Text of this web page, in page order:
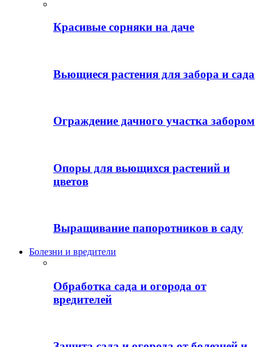
Красивые сорняки на даче
Вьющиеся растения для забора и сада
Ограждение дачного участка забором
Опоры для вьющихся растений и
цветов
Выращивание папоротников в саду
Болезни и вредители
Обработка сада и огорода от
вредителей